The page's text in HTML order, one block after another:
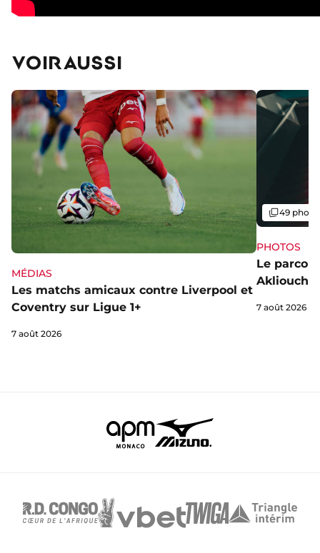
VOIR AUSSI
MÉDIAS
Les matchs amicaux contre Liverpool et
Coventry sur Ligue 1+
7 août 2026
PHOTOS
Le
Akliouche
Galerie
49
7 août 2026